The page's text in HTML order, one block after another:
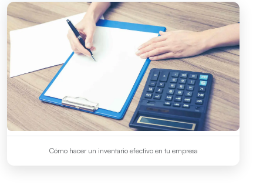
Cómo hacer un inventario efectivo en tu empresa